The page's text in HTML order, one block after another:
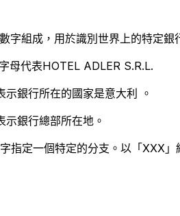
字組成，用於識別世界上的特定銀
母代表HOTEL ADLER S.R.L.
示銀行所在的國家是意大利 。
示銀行總部所在地。
指定一個特定的分支。以「XXX」